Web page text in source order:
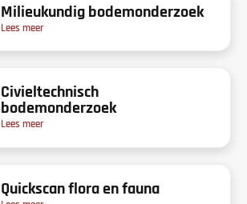
Milieukundig bodemonderzoek
Lees meer
Civieltechnisch
bodemonderzoek
Lees meer
Quickscan flora en fauna